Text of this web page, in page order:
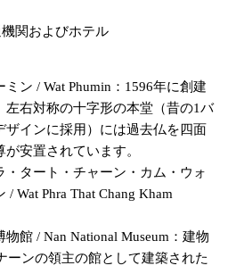
関およびホテル
ミン / Wat Phumin：1596年に創建
左右対称の十字形の本堂（昔の1バ
ザインに採用）には過去仏を四面
が安置されています。
・タート・チャーン・カム・ウォ
/ Wat Phra That Chang Kham
物館 / Nan National Museum：建物
ーンの領主の館として建築された